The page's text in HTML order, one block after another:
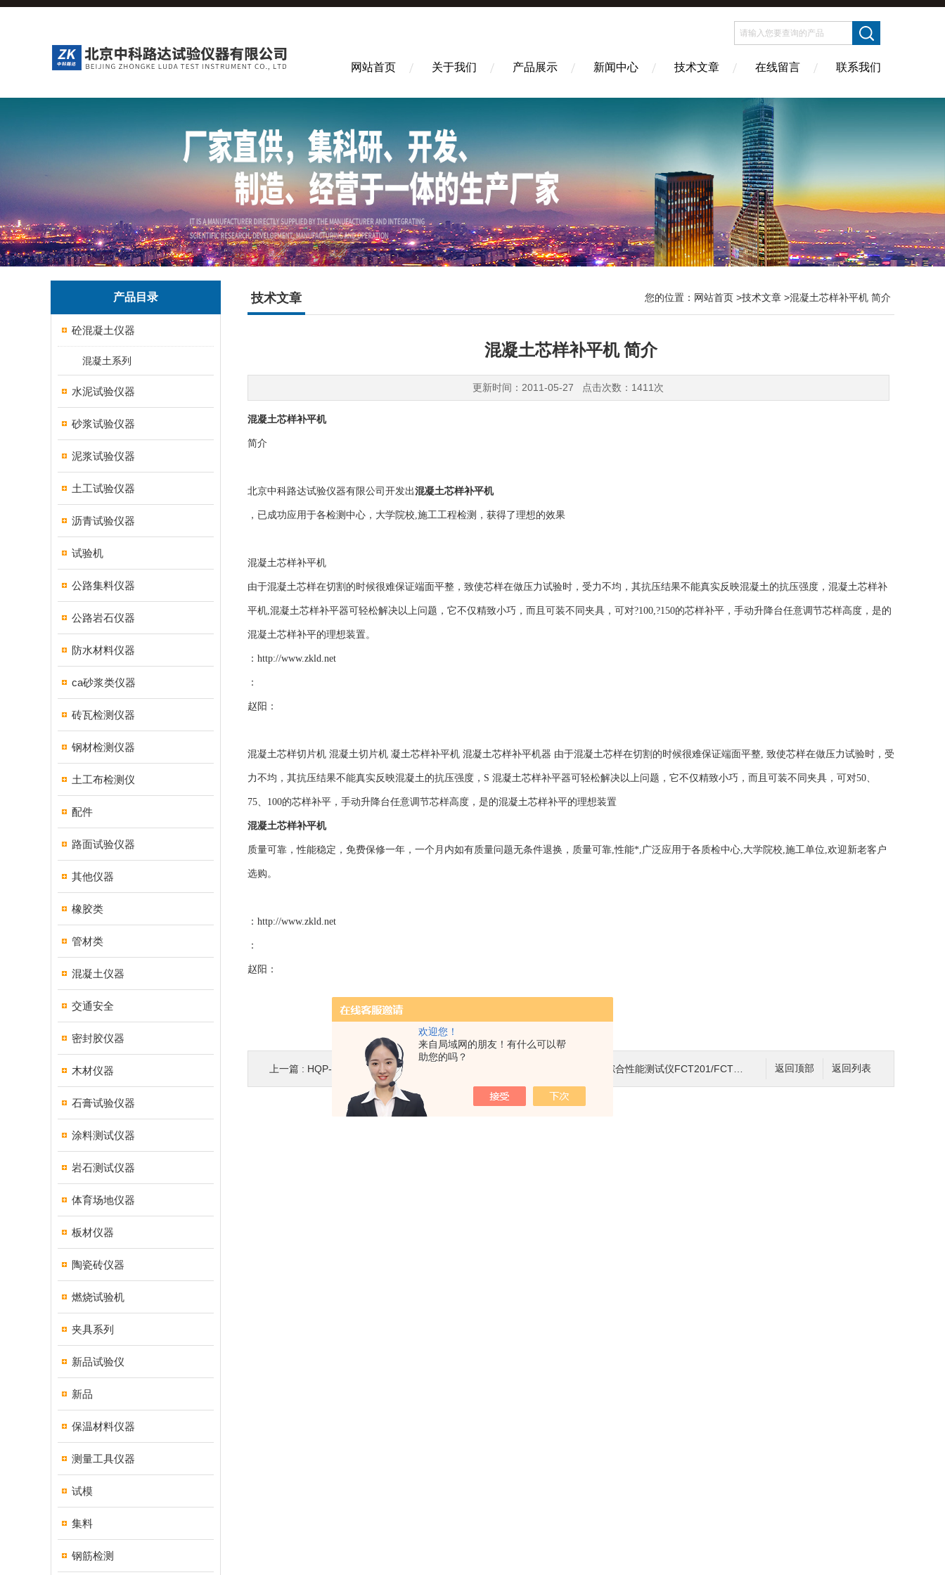
欢迎您！
来自局域网的朋友！有什么可以帮
助您的吗？
网站首页 关于我们 产品展示 新闻中心 技术文章 在线留言 联系我们
产品目录
砼混凝土仪器
混凝土系列
水泥试验仪器
砂浆试验仪器
泥浆试验仪器
土工试验仪器
沥青试验仪器
试验机
公路集料仪器
公路岩石仪器
防水材料仪器
ca砂浆类仪器
砖瓦检测仪器
钢材检测仪器
土工布检测仪
配件
路面试验仪器
其他仪器
橡胶类
管材类
混凝土仪器
交通安全
密封胶仪器
木材仪器
石膏试验仪器
涂料测试仪器
岩石测试仪器
体育场地仪器
板材仪器
陶瓷砖仪器
燃烧试验机
夹具系列
新品试验仪
新品
保温材料仪器
测量工具仪器
试模
集料
钢筋检测
技术文章 您的位置： 网站首页 >技术文章 >混凝土芯样补平机 简介
混凝土芯样补平机 简介
更新时间：2011-05-27 点击次数：1411次
混凝土芯样补平机
简介
北京中科路达试验仪器有限公司开发出混凝土芯样补平机
，已成功应用于各检测中心，大学院校,施工工程检测，获得了理想的效果
混凝土芯样补平机
由于混凝土芯样在切割的时候很难保证端面平整，致使芯样在做压力试验时，受力不均，其抗压结果不能真实反映混凝土的抗压强度，混凝土芯样补
平机,混凝土芯样补平器可轻松解决以上问题，它不仅精致小巧，而且可装不同夹具，可对?100,?150的芯样补平，手动升降台任意调节芯样高度，是的
混凝土芯样补平的理想装置。
： http://www.zkld.net
：
赵阳：
混凝土芯样切片机 混凝土切片机 凝土芯样补平机 混凝土芯样补平机器 由于混凝土芯样在切割的时候很难保证端面平整, 致使芯样在做压力试验时，受
力不均，其抗压结果不能真实反映混凝土的抗压强度，S 混凝土芯样补平器可轻松解决以上问题，它不仅精致小巧，而且可装不同夹具，可对50、
75、100的芯样补平，手动升降台任意调节芯样高度，是的混凝土芯样补平的理想装置
混凝土芯样补平机
质量可靠，性能稳定，免费保修一年，一个月内如有质量问题无条件退换，质量可靠,性能*,广泛应用于各质检中心,大学院校,施工单位,欢迎新老客户
选购。
： http://www.zkld.net
：
赵阳：
返回列表
返回顶部
上一篇 : HQP-150型混凝土切片机,混凝土切割机 使用方法 新拌混凝土综合性能测试仪FCT201/FCT201C 说明